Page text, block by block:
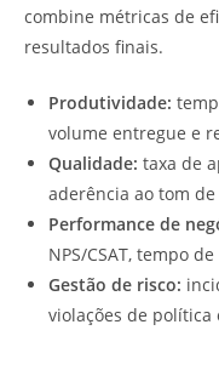
combine métricas de
resultados finais.
Produtividade:
volume entregue e
Qualidade: taxa de
aderência ao tom
Performance de
NPS/CSAT, tempo
Gestão de risco:
violações de